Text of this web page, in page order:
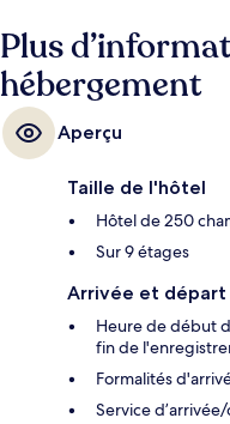
situe à une très courte
de métro Hyde Park Corner
Marble Arch, à 10 min.
Plus
hébergement
Aperçu
Taille de l'hôtel
Hôtel de 250
Sur 9 étages
Arrivée et départ
Heure de début
fin de
Formalités
Service